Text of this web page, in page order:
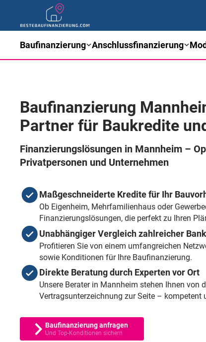
Baufinanzierung Anschlussfinanzierung
Baufinanzierung
Partner für Baukredite
Finanzierungslösungen in Mannheim –
Privatpersonen und Unternehmen
Maßgeschneiderte Kredite für Ihr
Ob Eigenheim, Mehrfamilienhaus oder
Finanzierungslösungen, die perfekt zu Ihren
Unabhängiger Vergleich zahlreicher
Profitieren Sie von einem umfangreichen
sowie Konditionen für Ihre Baufinanzierung.
Direkte Beratung durch Experten vor Ort
Unsere Berater in Mannheim stehen Ihnen von
Vertragsunterzeichnung zur Seite – kompetent
Baufinanzierung anfragen
Und Top-Konditionen sichern